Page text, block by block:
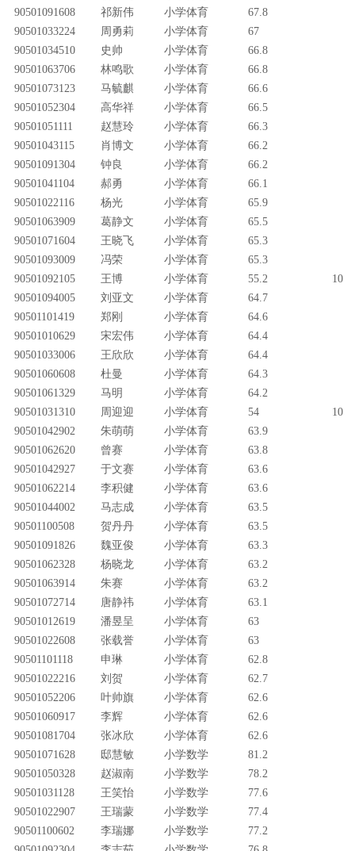
90501091608
祁新伟 小学体育
67.8
90501033224
周勇莉 小学体育
67
90501034510
史帅 小学体育
66.8
90501063706
林鸣歌 小学体育
66.8
90501073123
马毓麒 小学体育
66.6
90501052304
高华祥 小学体育
66.5
90501051111
赵慧玲 小学体育
66.3
90501043115
肖博文 小学体育
66.2
90501091304
钟良 小学体育
66.2
90501041104
郝勇 小学体育
66.1
90501022116
杨光 小学体育
65.9
90501063909
葛静文 小学体育
65.5
90501071604
王晓飞 小学体育
65.3
90501093009
冯荣 小学体育
65.3
90501092105
王博 小学体育 55.2
10
90501094005
刘亚文 小学体育
64.7
90501101419
郑刚 小学体育
64.6
90501010629
宋宏伟 小学体育
64.4
90501033006
王欣欣 小学体育
64.4
90501060608
杜曼 小学体育
64.3
90501061329
马明 小学体育
64.2
90501031310
周迎迎 小学体育 54
10
90501042902
朱萌萌 小学体育
63.9
90501062620
曾赛 小学体育
63.8
90501042927
于文赛 小学体育
63.6
90501062214
李积健 小学体育
63.6
90501044002
马志成 小学体育
63.5
90501100508
贺丹丹 小学体育
63.5
90501091826
魏亚俊 小学体育
63.3
90501062328
杨晓龙 小学体育
63.2
90501063914
朱赛 小学体育
63.2
90501072714
唐静祎 小学体育
63.1
90501012619
潘昱呈 小学体育
63
90501022608
张载誉 小学体育
63
90501101118
申琳 小学体育
62.8
90501022216
刘贺 小学体育
62.7
90501052206
叶帅旗 小学体育
62.6
90501060917
李辉 小学体育
62.6
90501081704
张冰欣 小学体育
62.6
90501071628
邸慧敏 小学数学
81.2
90501050328
赵淑南 小学数学
78.2
90501031128
王笑怡 小学数学
77.6
90501022907
王瑞蒙 小学数学
77.4
90501100602
李瑞娜 小学数学
77.2